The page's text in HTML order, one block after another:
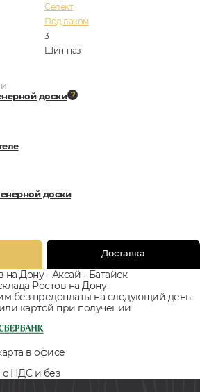
Селект
Под лаком
3
Шип-паз
доски
доски
Доставка
Дону - Аксай - Батайск
Ростов на Дону
без предоплаты на следующий день.
картой при получении
в офисе
с НДС и без